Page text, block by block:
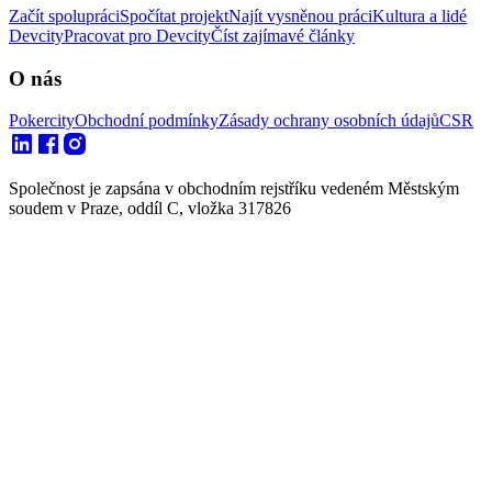
Začít spolupráciSpočítat projektNajít vysněnou práciKultura a lidé
DevcityPracovat pro DevcityČíst zajímavé články
O nás
PokercityObchodní podmínkyZásady ochrany osobních údajůCSR
Společnost je zapsána v obchodním rejstříku vedeném Městským
soudem v Praze, oddíl C, vložka 317826